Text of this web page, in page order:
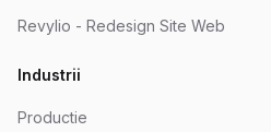
Revylio - Redesign Site Web
Industrii
Productie